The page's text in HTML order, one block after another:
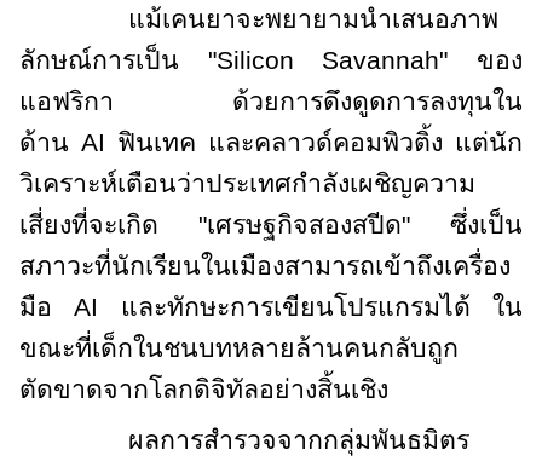
แม้เคนยาจะพยายามนำเสนอภาพ
ลักษณ์การเป็น "Silicon Savannah" ของ
แอฟริกา ด้วยการดึงดูดการลงทุนใน
ด้าน AI ฟินเทค และคลาวด์คอมพิวติ้ง แต่นัก
วิเคราะห์เตือนว่าประเทศกำลังเผชิญความ
เสี่ยงที่จะเกิด "เศรษฐกิจสองสปีด" ซึ่งเป็น
สภาวะที่นักเรียนในเมืองสามารถเข้าถึงเครื่อง
มือAI และทักษะการเขียนโปรแกรมได้ ใน
ขณะที่เด็กในชนบทหลายล้านคนกลับถูก
ตัดขาดจากโลกดิจิทัลอย่างสิ้นเชิง
ผลการสำรวจจากกลุ่มพันธมิตร